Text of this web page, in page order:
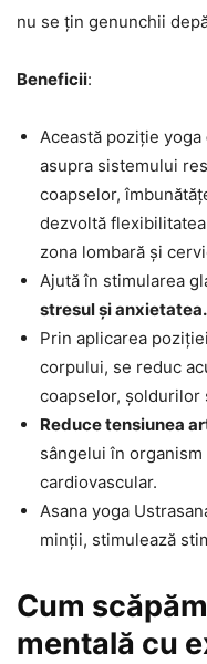
nu se țin genunchii
Beneficii:
Această poziție yoga
asupra sistemului
coapselor,
dezvoltă
zona lombară și
Ajută în stimularea
stresul și anxietatea.
Prin aplicarea
corpului, se reduc
coapselor, șoldurilor
Reduce tensiunea
sângelui în
cardiovascular.
Asana yoga
minții, stimulează
Cum
mentală cu